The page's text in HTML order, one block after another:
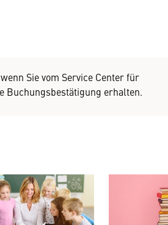
Sie vom Service Center für
Buchungsbestätigung erhalten.